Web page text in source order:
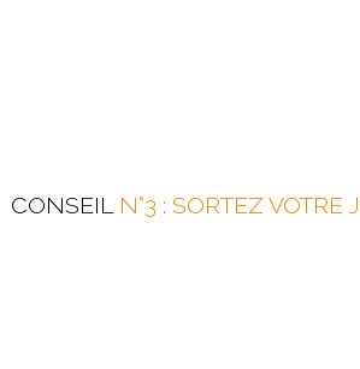
CONSEILN°3 : SORTEZ VOTRE